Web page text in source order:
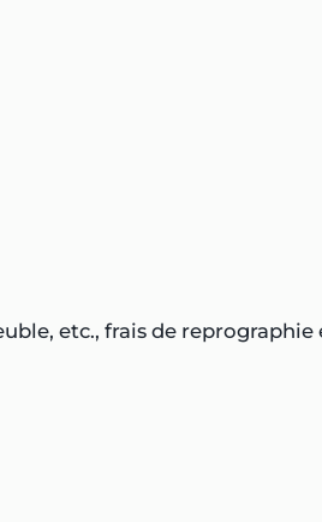
etc., frais de